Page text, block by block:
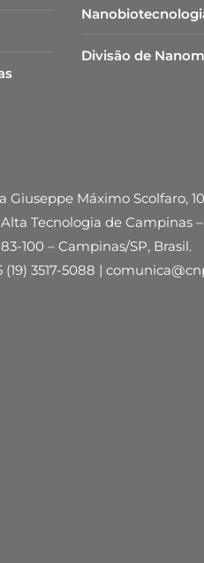
Divisão de
Giuseppe Máximo Scolfaro,
Tecnologia de Campinas –
100 – Campinas/SP, Brasil.
(19) 3517-5088 |